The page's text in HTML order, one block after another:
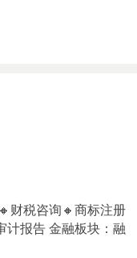
财税咨询🔸商标注册
计报告 金融板块：融